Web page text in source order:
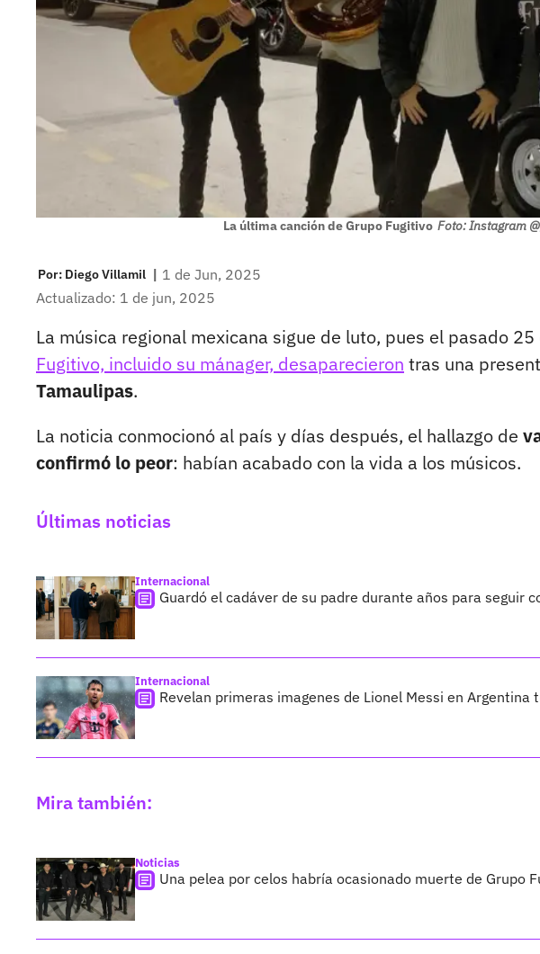
La última canción de Grupo Fugitivo Foto: Instagram
Por: Diego Villamil | 1 de Jun, 2025
Actualizado: 1 de jun, 2025
La música regional mexicana sigue de luto, pues el pasado 25
Fugitivo, incluido su mánager, desaparecieron tras una
Tamaulipas.
La noticia conmocionó al país y días después, el hallazgo de
confirmó lo peor: habían acabado con la vida a los músicos.
Últimas noticias
Internacional
Guardó el cadáver de su padre durante años para seguir
Internacional
Revelan primeras imagenes de Lionel Messi en Argentina
Mira también:
Noticias
Una pelea por celos habría ocasionado muerte de Grupo